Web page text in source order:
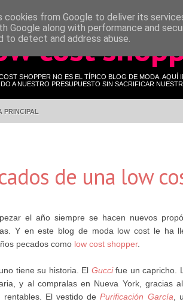
cost
SHOPPER NO ES EL TÍPICO BLOG DE MODA. AQUÍ
A NUESTRO PRESUPUESTO SIN SACRIFICAR
PRINCIPAL
de una low
el año siempre se hacen nuevos
Y en este blog de moda low cost le ha
pecados como low cost shopper.
tiene su historia. El Gucci fue un capricho.
y al compralas en Nueva York, gracias al
rentables. El vestido dePurificación García ,
cookies from Google to deliver its
Google along with performance and
to detect and address abuse.